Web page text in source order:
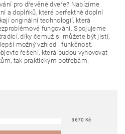
pro dřevěné dveře? Nabízíme
a doplňků, které perfektně doplní
originální technologií, která
fungování. Spojujeme
díky čemuž si můžete být jisti,
možný vzhled i funkčnost.
řešení, která budou vyhovovat
tak praktickým potřebám.
5670 Kč